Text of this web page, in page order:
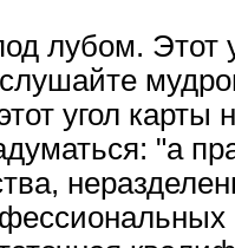
лубом. Этот
угол карты
"а